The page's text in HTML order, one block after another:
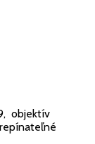
objektív